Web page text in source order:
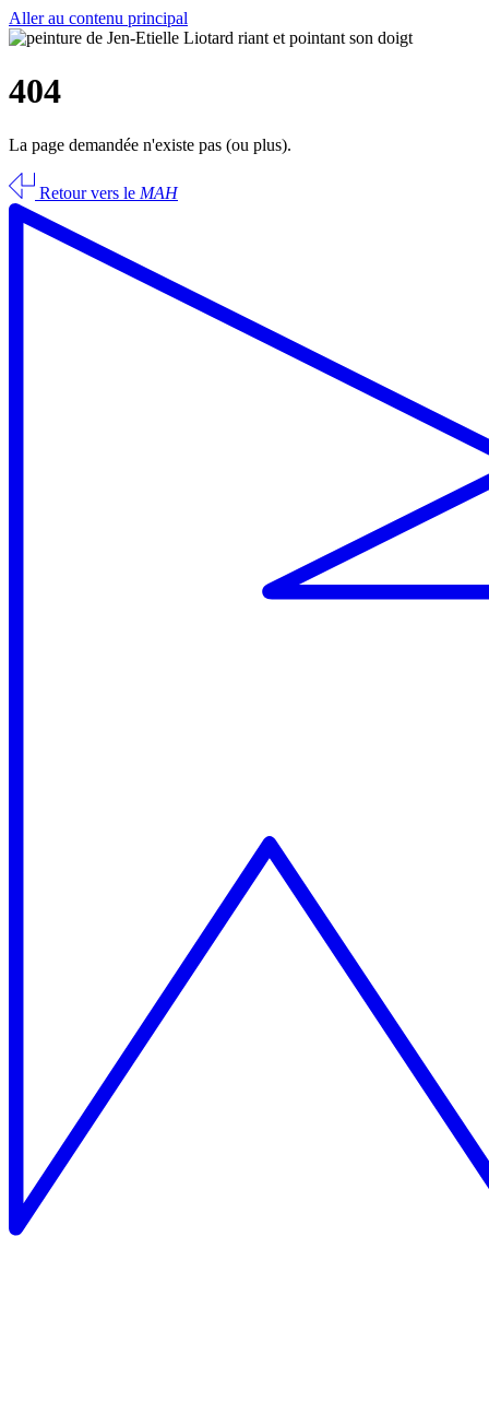
Aller au contenu principal
404
La page demandée n'existe pas (ou plus).
Retour vers le MAH